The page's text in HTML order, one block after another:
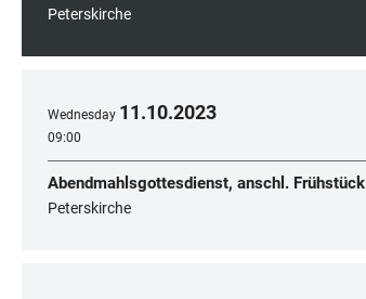
Peterskirche
Wednesday 11.10.2023
09:00
Abendmahlsgottesdienst, anschl. Frühstück
Peterskirche